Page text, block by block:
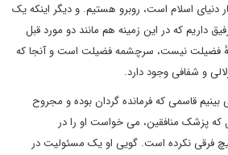
دنیای اسلام است، روبرو هستیم. و دیگر اینکه یک
داریم که در این زمینه هم مانند دو مورد قبل
فضیلت نیست، سرچشمه فضیلت است و آنجا که
و شفافی وجود دارد.
قاسمی که فرمانده گردان بوده و مجروح
که پزشک منافقین، می خواست او را در
فرقی نکرده است. گویی او یک مسئولیت در